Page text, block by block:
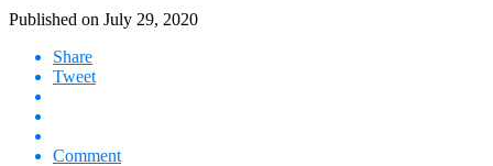
Published on July 29, 2020
Share
Tweet
Comment